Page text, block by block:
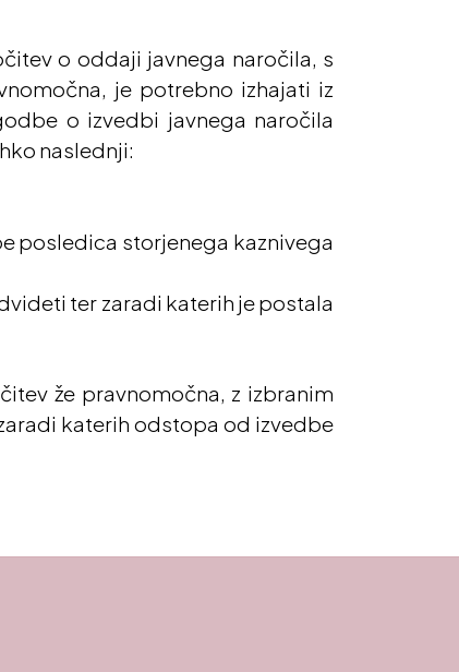
o oddaji javnega naročila, s
je potrebno izhajati iz
o izvedbi javnega naročila
naslednji:
posledica storjenega kaznivega
ter zaradi katerih je postala
že pravnomočna, z izbranim
katerih odstopa od izvedbe